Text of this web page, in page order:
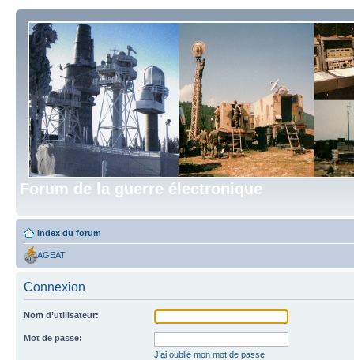
Forum de la guerre électronique
Index du forum
AGEAT
Connexion
Nom d’utilisateur:
Mot de passe:
J’ai oublié mon mot de passe